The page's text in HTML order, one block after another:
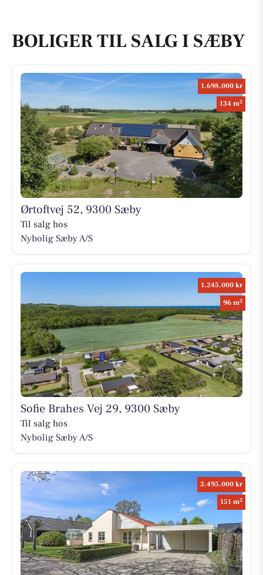
BOLIGER TIL SALG I SÆBY
1.698.000 kr
134 m2
Ørtoftvej 52, 9300 Sæby
Til salg hos
Nybolig Sæby A/S
1.245.000 kr
96 m2
Sofie Brahes Vej 29, 9300 Sæby
Til salg hos
Nybolig Sæby A/S
3.495.000 kr
151 m2